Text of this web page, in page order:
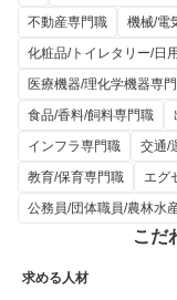
不動産専門職
機械/電
化粧品/トイレタリー/日
医療機器/理化学機器専
食品/香料/飼料専門職
インフラ専門職
交通/
教育/保育専門職
エグ
公務員/団体職員/農林水
こだ
求める人材